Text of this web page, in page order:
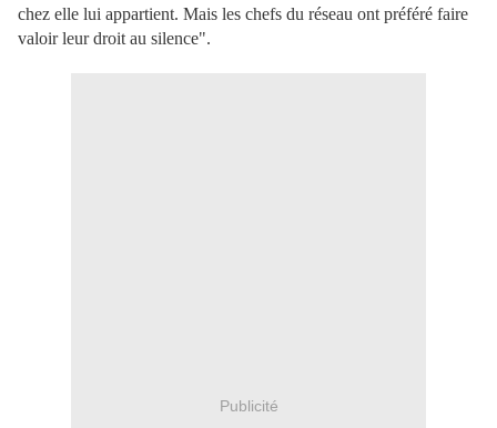
chez elle lui appartient. Mais les chefs du réseau ont préféré faire
valoir leur droit au silence".
Publicité